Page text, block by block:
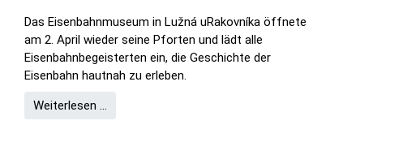
Das Eisenbahnmuseum in Lužná uRakovníka öffnete
am 2. April wieder seine Pforten und lädt alle
Eisenbahnbegeisterten ein, die Geschichte der
Eisenbahn hautnah zu erleben.
Weiterlesen …